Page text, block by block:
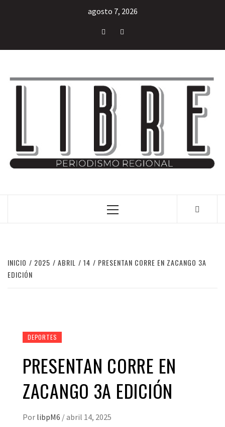
agosto 7, 2026
INICIO 2025 ABRIL 14
PRESENTAN CORRE EN ZACANGO 3A
EDICIÓN
DEPORTES
PRESENTAN CORRE EN
ZACANGO 3A EDICIÓN
Por libpM6 /abril 14, 2025